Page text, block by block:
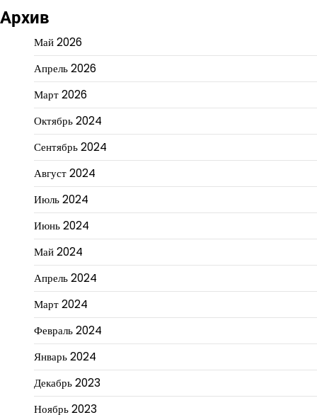
Архив
Май 2026
Апрель 2026
Март 2026
Октябрь 2024
Сентябрь 2024
Август 2024
Июль 2024
Июнь 2024
Май 2024
Апрель 2024
Март 2024
Февраль 2024
Январь 2024
Декабрь 2023
Ноябрь 2023